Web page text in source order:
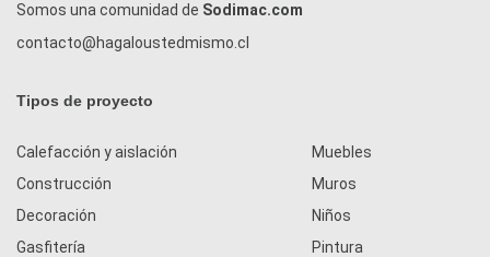
Somos una comunidad de Sodimac.com
contacto@hagaloustedmismo.cl
Tipos de proyecto
Calefacción y aislación
Construcción
Decoración
Gasfitería
Muebles
Muros
Niños
Pintura